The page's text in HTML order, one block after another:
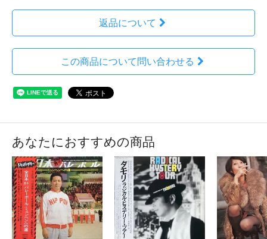
返品について
この商品について問い合わせる
あなたにおすすめの商品